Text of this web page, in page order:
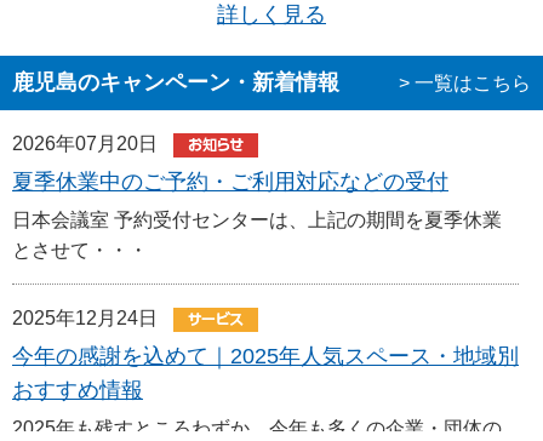
詳しく見る
鹿児島のキャンペーン・新着情報 > 一覧はこちら
2026年07月20日
夏季休業中のご予約・ご利用対応などの受付
日本会議室 予約受付センターは、上記の期間を夏季休業
とさせて・・・
2025年12月24日
今年の感謝を込めて｜2025年人気スペース・地域別
おすすめ情報
2025年も残すところわずか。今年も多くの企業・団体の